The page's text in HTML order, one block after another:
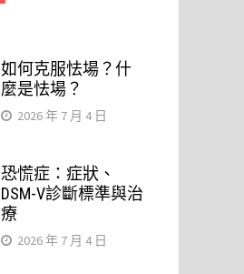
如何克服怯場？什
麼是怯場？
2026 年 7 月 4 日
恐慌症：症狀、
DSM-V診斷標準與治
療
2026 年 7 月 4 日